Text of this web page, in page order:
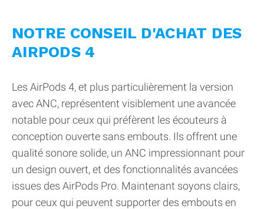
NOTRE CONSEIL D'ACHAT DES
AIRPODS 4
Les AirPods 4, et plus particulièrement la version
avec ANC, représentent visiblement une avancée
notable pour ceux qui préfèrent les écouteurs à
conception ouverte sans embouts. Ils offrent une
qualité sonore solide, un ANC impressionnant pour
un design ouvert, et des fonctionnalités avancées
issues des AirPods Pro. Maintenant soyons clairs,
pour ceux qui peuvent supporter des embouts en